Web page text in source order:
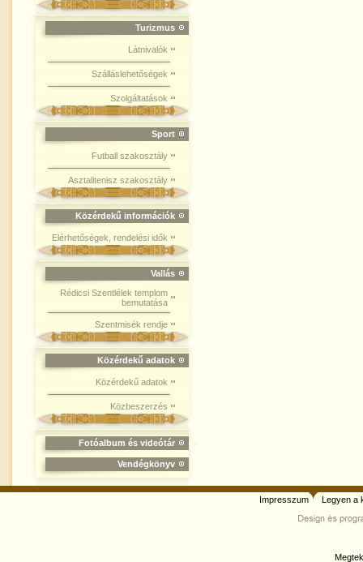
Turizmus
Látnivalók
Szálláslehetőségek
Szolgáltatások
Sport
Futball szakosztály
Asztalitenisz szakosztály
Közérdekű információk
Elérhetőségek, rendelési idők
Vallás
Rédicsi Szentlélek templom
bemutatása
Szentmisék rendje
Közérdekű adatok
Közérdekű adatok
Közbeszerzés
Fotóalbum és videótár
Vendégkönyv
Impresszum Legyen a